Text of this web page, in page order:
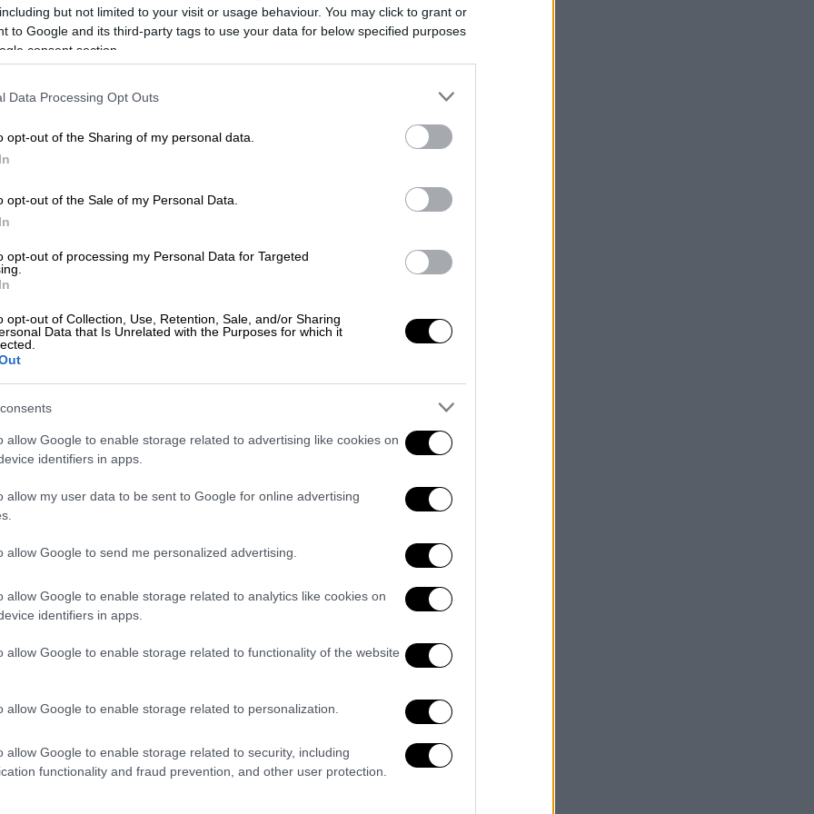
but not limited to your visit or usage behaviour. You may click to grant or
to Google and its third-party tags to use your data for below specified purposes
consent section.
Data Processing Opt Outs
opt-out of the Sharing of my personal data.
opt-out of the Sale of my Personal Data.
opt-out of processing my Personal Data for Targeted
opt-out of Collection, Use, Retention, Sale, and/or Sharing
Data that Is Unrelated with the Purposes for which it
allow Google to enable storage related to advertising like cookies on
identifiers in apps.
allow my user data to be sent to Google for online advertising
allow Google to send me personalized advertising.
allow Google to enable storage related to analytics like cookies on
identifiers in apps.
allow Google to enable storage related to functionality of the website
allow Google to enable storage related to personalization.
allow Google to enable storage related to security, including
functionality and fraud prevention, and other user protection.
οι εργάτες μετά την
θαύμα γλίτωσαν τα παιδιά
που «καίνε» την Αραμπατζή για
την πρόσφατη αύξηση του
στις 26 Μαρτίου.
πότε πληρώνεται
του ιδιωτικού τομέα που
ανεξαρτήτως αν η σύμβασή τους
συμβάσεις έργου, εφόσον αυτές στην
κάτι που απαιτεί δικαστική
λαμβάνουν κανονικά το δώρο, βάσει των
αναλογία και όσοι βρίσκονται σε
δώρου
με την ιδιότητα του εργαζόμενου
αν αμείβεται με μηνιαίο μισθό ή
από 1η Ιανουαρίου έως 30 Απριλίου: